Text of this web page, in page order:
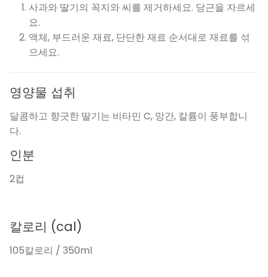
사과와 딸기의 꼭지와 씨를 제거하세요. 당근을 자르세
요.
액체, 부드러운 재료, 단단한 재료 순서대로 재료를 섞
으세요.
영양물 섭취
달콤하고 향긋한 딸기는 비타민 C, 망간, 칼륨이 풍부합니
다.
인분
2컵
칼로리 (cal)
105칼로리 / 350ml